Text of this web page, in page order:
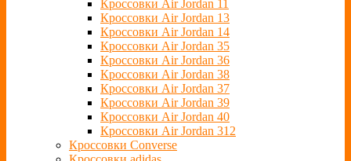
Кроссовки Air Jordan 11
Кроссовки Air Jordan 13
Кроссовки Air Jordan 14
Кроссовки Air Jordan 35
Кроссовки Air Jordan 36
Кроссовки Air Jordan 38
Кроссовки Air Jordan 37
Кроссовки Air Jordan 39
Кроссовки Air Jordan 40
Кроссовки Air Jordan 312
Кроссовки Converse